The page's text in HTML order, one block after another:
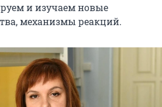
и изучаем новые
механизмы реакций.